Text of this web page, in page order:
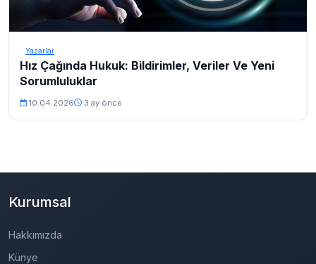
Yazarlar
Hız Çağında Hukuk: Bildirimler, Veriler Ve Yeni
Sorumluluklar
10.04.2026 3 ay önce
Kurumsal
Hakkımızda
Künye